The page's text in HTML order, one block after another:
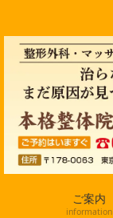
ご案内
information